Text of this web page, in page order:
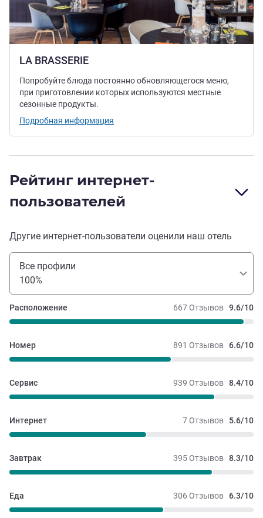
LA BRASSERIE
Попробуйте блюда постоянно обновляющегося меню,
при приготовлении которых используются местные
сезонные продукты.
Подробная информация
Рейтинг интернет-
пользователей
Другие интернет-пользователи оценили наш отель
Все профили
100%
667 Отзывов 9.6/10
Расположение
891 Отзывов 6.6/10
Номер
939 Отзывов 8.4/10
Сервис
7 Отзывов 5.6/10
Интернет
395 Отзывов 8.3/10
Завтрак
306 Отзывов 6.3/10
Еда